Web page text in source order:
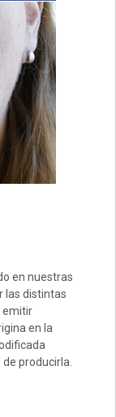
en nuestras
las distintas
emitir
en la
producirla.